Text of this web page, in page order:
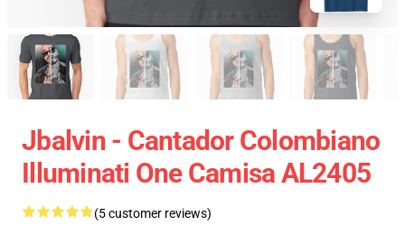
Jbalvin - Cantador Colombiano
Illuminati One Camisa AL2405
(5 customer reviews)